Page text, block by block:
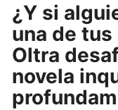
¿Y si
una de
Oltra
novela